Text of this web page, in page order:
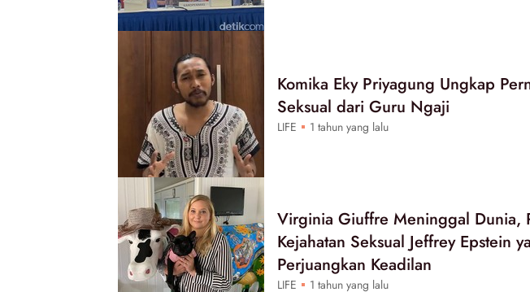
Komika Eky Priyagung Ungkap
Seksual dari Guru Ngaji
LIFE 1 tahun yang lalu
Virginia Giuffre Meninggal Dunia,
Kejahatan Seksual Jeffrey Epstein
Perjuangkan Keadilan
LIFE 1 tahun yang lalu